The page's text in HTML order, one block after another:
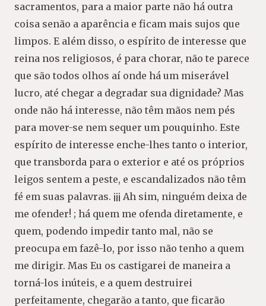
sacramentos, para a maior parte não há outra
coisa senão a aparência e ficam mais sujos que
limpos. E além disso, o espírito de interesse que
reina nos religiosos, é para chorar, não te parece
que são todos olhos aí onde há um miserável
lucro, até chegar a degradar sua dignidade? Mas
onde não há interesse, não têm mãos nem pés
para mover-se nem sequer um pouquinho. Este
espírito de interesse enche-lhes tanto o interior,
que transborda para o exterior e até os próprios
leigos sentem a peste, e escandalizados não têm
fé em suas palavras. ¡¡¡ Ah sim, ninguém deixa de
me ofender! ; há quem me ofenda diretamente, e
quem, podendo impedir tanto mal, não se
preocupa em fazê-lo, por isso não tenho a quem
me dirigir. Mas Eu os castigarei de maneira a
torná-los inúteis, e a quem destruirei
perfeitamente, chegarão a tanto, que ficarão